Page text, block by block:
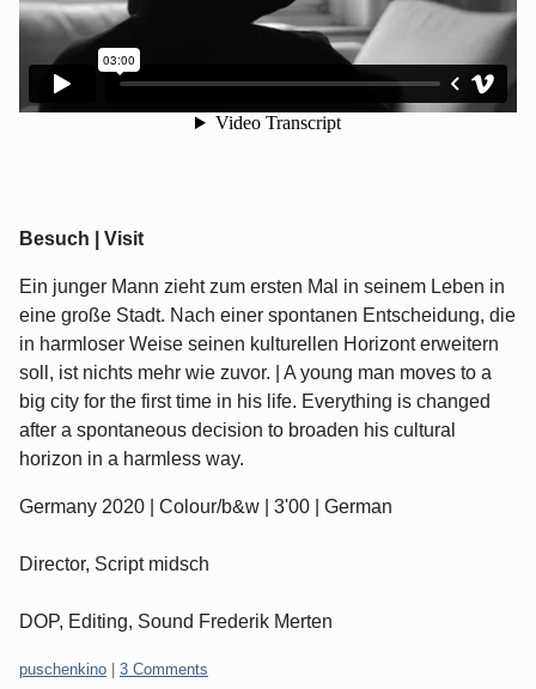
Besuch | Visit
Ein junger Mann zieht zum ersten Mal in seinem Leben in
eine große Stadt. Nach einer spontanen Entscheidung, die
in harmloser Weise seinen kulturellen Horizont erweitern
soll, ist nichts mehr wie zuvor. | A young man moves to a
big city for the first time in his life. Everything is changed
after a spontaneous decision to broaden his cultural
horizon in a harmless way.
Germany 2020 | Colour/b&w | 3'00 | German
Director, Script midsch
DOP, Editing, Sound Frederik Merten
Categories:
puschenkino 3 Comments